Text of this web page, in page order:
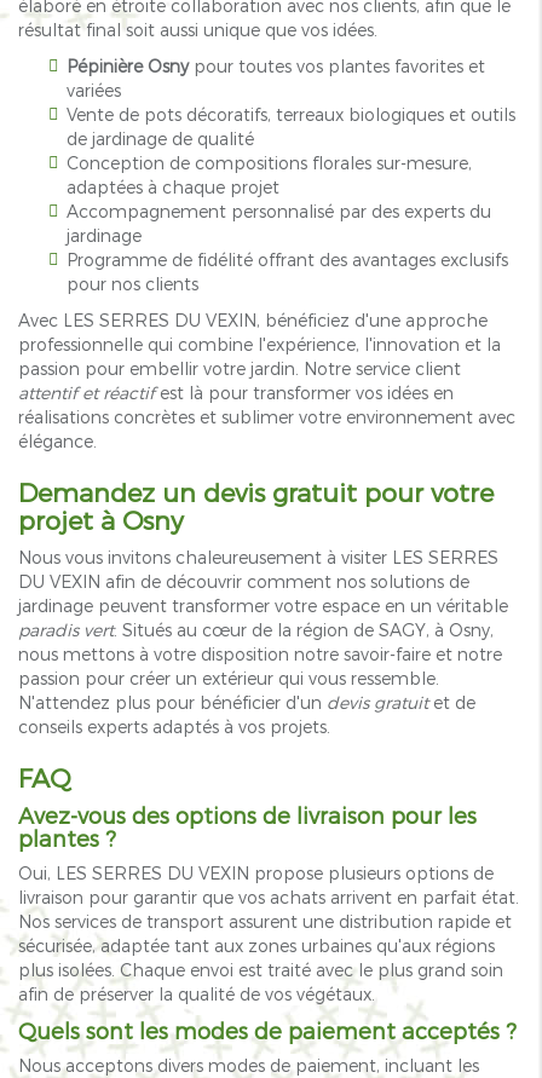
élaboré en étroite collaboration avec nos clients, afin que le
résultat final soit aussi unique que vos idées.
Pépinière Osnypour toutes vos plantes favorites et
variées
Vente de pots décoratifs, terreaux biologiques et outils
de jardinage de qualité
Conception de compositions florales sur-mesure,
adaptées à chaque projet
Accompagnement personnalisé par des experts du
jardinage
Programme de fidélité offrant des avantages exclusifs
pour nos clients
Avec LES SERRES DU VEXIN, bénéficiez d'une approche
professionnelle qui combine l'expérience, l'innovation et la
passion pour embellir votre jardin. Notre service client
attentif et réactifest là pour transformer vos idées en
réalisations concrètes et sublimer votre environnement avec
élégance.
Demandez un devis gratuit pour votre
projet à Osny
Nous vous invitons chaleureusement à visiter LES SERRES
DU VEXIN afin de découvrir comment nos solutions de
jardinage peuvent transformer votre espace en un véritable
paradis vert. Situés au cœur de la région de SAGY, à Osny,
nous mettons à votre disposition notre savoir-faire et notre
passion pour créer un extérieur qui vous ressemble.
N'attendez plus pour bénéficier d'un devis gratuitet de
conseils experts adaptés à vos projets.
FAQ
Avez-vous des options de livraison pour les
plantes ?
Oui, LES SERRES DU VEXIN propose plusieurs options de
livraison pour garantir que vos achats arrivent en parfait état.
Nos services de transport assurent une distribution rapide et
sécurisée, adaptée tant aux zones urbaines qu'aux régions
plus isolées. Chaque envoi est traité avec le plus grand soin
afin de préserver la qualité de vos végétaux.
Quels sont les modes de paiement acceptés ?
Nous acceptons divers modes de paiement, incluant les